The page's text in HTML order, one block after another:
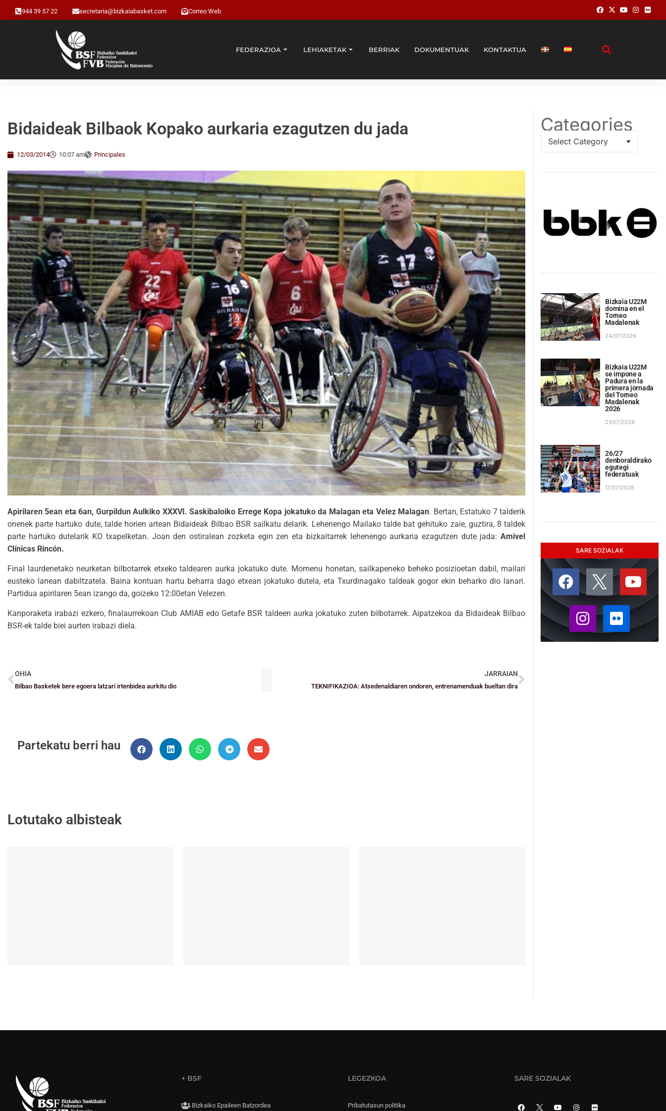
944 39 57 22 secretaria@bizkaiabasket.com Correo Web
FEDERAZIOA LEHIAKETAK BERRIAK DOKUMENTUAK KONTAKTUA
Bidaideak Bilbaok Kopako aurkaria ezagutzen du jada
12/03/2014 10:07 am Principales
Apirilaren 5ean eta 6an, Gurpildun Aulkiko XXXVI. Saskibaloiko Errege Kopa jokatuko da Malagan eta Velez Malagan. Bertan, Estatuko 7 talderik
onenek parte hartuko dute, talde horien artean Bidaideak Bilbao BSR sailkatu delarik. Lehenengo Mailako talde bat gehituko zaie, guztira, 8 taldek
parte hartuko dutelarik KO txapelketan. Joan den ostiralean zozketa egin zen eta bizkaitarrek lehenengo aurkaria ezagutzen dute jada:Amivel
Clínicas Rincón.
Final laurdenetako neurketan bilbotarrek etxeko taldearen aurka jokatuko dute. Momenu honetan, sailkapeneko beheko posizioetan dabil, mailari
eusteko lanean dabiltzatela. Baina kontuan hartu beharra dago etxean jokatuko dutela, eta Txurdinagako taldeak gogor ekin beharko dio lanari.
Partidua apirilaren 5ean izango da, goizeko 12:00etan Velezen.
Kanporaketa irabazi ezkero, finalaurrekoan Club AMIAB edo Getafe BSR taldeen aurka jokatuko zuten bilbotarrek. Aipatzekoa da Bidaideak Bilbao
BSR-ek talde biei aurten irabazi diela.
OHIA
Bilbao Basketek bere egoera latzari irtenbidea aurkitu dio
JARRAIAN
TEKNIFIKAZIOA: Atsedenaldiaren ondoren, entrenamenduak bueltan dira
Partekatu berri hau
Lotutako albisteak
Categories
Bizkaia U22M
domina en el
Torneo
Madalenak
24/07/2026
Bizkaia U22M
se impone a
Padura en la
primera jornada
del Torneo
Madalenak
2026
21/07/2026
26/27
denboraldirako
egutegi
federatuak
17/07/2026
SARE SOZIALAK
+ BSF
Bizkaiko Epaileen Batzordea
LEGEZKOA
Pribatutasun politika
SARE SOZIALAK